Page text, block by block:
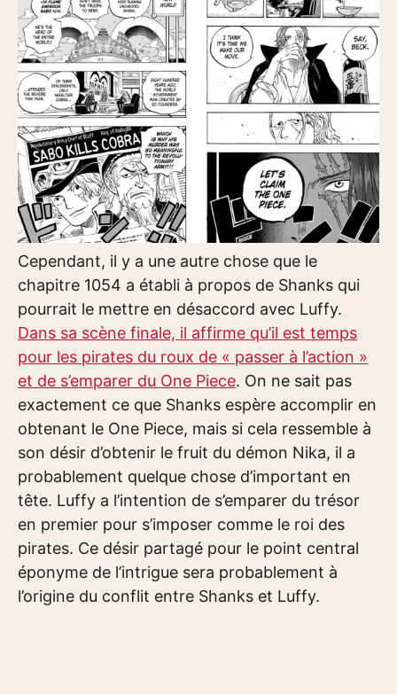
Cependant, il y a une autre chose que le
chapitre 1054 a établi à propos de Shanks qui
pourrait le mettre en désaccord avec Luffy.
Dans sa scène finale, il affirme qu’il est temps
pour les pirates du roux de « passer à l’action »
et de s’emparer du One Piece. On ne sait pas
exactement ce que Shanks espère accomplir en
obtenant le One Piece, mais si cela ressemble à
son désir d’obtenir le fruit du démon Nika, il a
probablement quelque chose d’important en
tête. Luffy a l’intention de s’emparer du trésor
en premier pour s’imposer comme le roi des
pirates. Ce désir partagé pour le point central
éponyme de l’intrigue sera probablement à
l’origine du conflit entre Shanks et Luffy.